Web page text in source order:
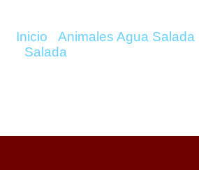
Inicio Animales Agua Salada
Salada